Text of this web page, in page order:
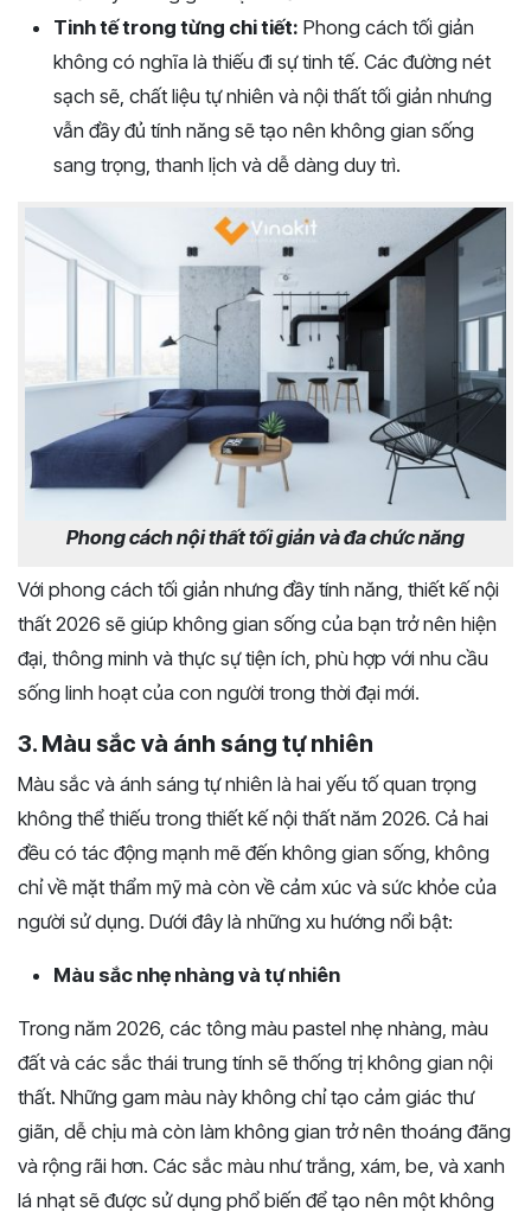
Tinh tế trong từng chi tiết: Phong cách tối giản
không có nghĩa là thiếu đi sự tinh tế. Các đường nét
sạch sẽ, chất liệu tự nhiên và nội thất tối giản nhưng
vẫn đầy đủ tính năng sẽ tạo nên không gian sống
sang trọng, thanh lịch và dễ dàng duy trì.
Phong cách nội thất tối giản và đa chức năng
Với phong cách tối giản nhưng đầy tính năng, thiết kế nội
thất 2026 sẽ giúp không gian sống của bạn trở nên hiện
đại, thông minh và thực sự tiện ích, phù hợp với nhu cầu
sống linh hoạt của con người trong thời đại mới.
3. Màu sắc và ánh sáng tự nhiên
Màu sắc và ánh sáng tự nhiên là hai yếu tố quan trọng
không thể thiếu trong thiết kế nội thất năm 2026. Cả hai
đều có tác động mạnh mẽ đến không gian sống, không
chỉ về mặt thẩm mỹ mà còn về cảm xúc và sức khỏe của
người sử dụng. Dưới đây là những xu hướng nổi bật:
Màu sắc nhẹ nhàng và tự nhiên
Trong năm 2026, các tông màu pastel nhẹ nhàng, màu
đất và các sắc thái trung tính sẽ thống trị không gian nội
thất. Những gam màu này không chỉ tạo cảm giác thư
giãn, dễ chịu mà còn làm không gian trở nên thoáng đãng
và rộng rãi hơn. Các sắc màu như trắng, xám, be, và xanh
lá nhạt sẽ được sử dụng phổ biến để tạo nên một không